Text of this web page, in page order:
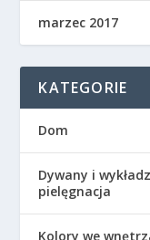
marzec 2017
KATEGORIE
Dom
Dywany i
pielęgnacja
Kolory we